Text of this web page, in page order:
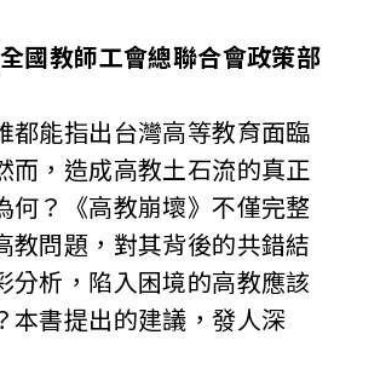
國教師工會總聯合會政策部
都能指出台灣高等教育面臨
而，造成高教土石流的真正
何？《高教崩壞》不僅完整
教問題，對其背後的共錯結
分析，陷入困境的高教應該
本書提出的建議，發人深